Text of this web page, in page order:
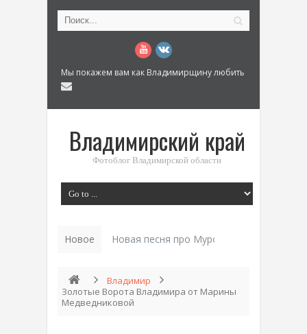
Мы покажем вам как Владимирщину любить
Владимирский край
Фотоблог Владимирской области
Новое Новая песня про Муром: «Былинный
Владимир
Золотые Ворота Владимира от Марины
Медведниковой